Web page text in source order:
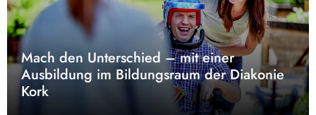
Mach den Unterschied – mit einer
Ausbildung im Bildungsraum der Diakonie
Kork